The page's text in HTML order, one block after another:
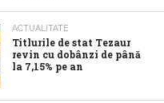
ACTUALITATE
Titlurile de stat Tezaur
revin cu dobânzi de până
la 7,15% pe an